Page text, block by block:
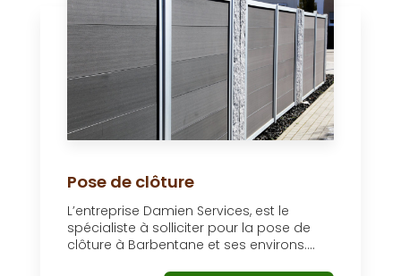
Pose de clôture
L’entreprise Damien Services, est le
spécialiste à solliciter pour la pose de
clôture à Barbentane et ses environs....